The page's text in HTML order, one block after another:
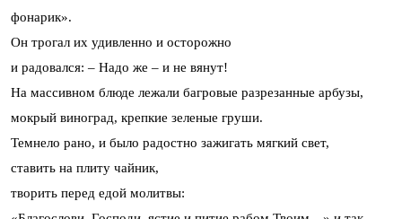
фонарик».
Он трогал их удивленно и осторожно
и радовался: – Надо же – и не вянут!
На массивном блюде лежали багровые разрезанные арбузы,
мокрый виноград, крепкие зеленые груши.
Темнело рано, и было радостно зажигать мягкий свет,
ставить на плиту чайник,
творить перед едой молитвы: